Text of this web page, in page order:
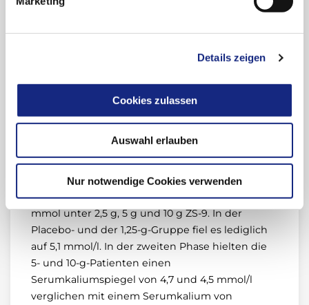
Details zeigen
Cookies zulassen
Auswahl erlauben
Nur notwendige Cookies verwenden
schlechter (GFR < 60 ml/Min), 60 % hatten einen
wurde.
Die Ursprungspatienten wurden gut nach
Tatsache, dass die Patienten die 10 g ZS-9 oder
Placebo erhielten, einen gering höheren
Kaliumspiegel hatten. Das Serumkalium sank
nach 48 Stunden von 5,4 auf 4,9, 4,8 und 4,6
mmol unter 2,5 g, 5 g und 10 g ZS-9. In der
Placebo- und der 1,25-g-Gruppe fiel es lediglich
auf 5,1 mmol/l. In der zweiten Phase hielten die
5- und 10-g-Patienten einen
Serumkaliumspiegel von 4,7 und 4,5 mmol/l
verglichen mit einem Serumkalium von